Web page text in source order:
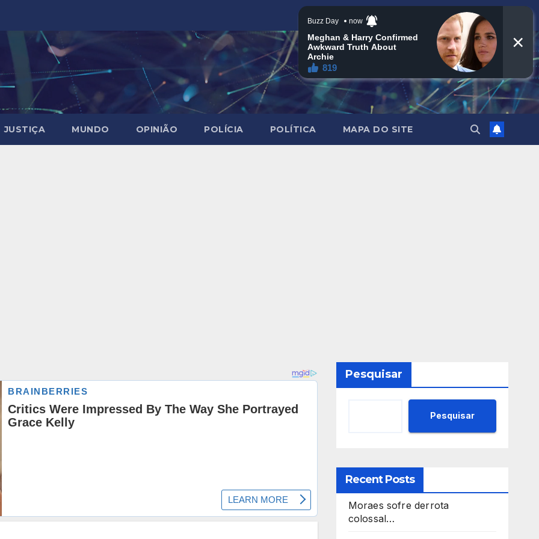
JUSTIÇA MUNDO OPINIÃO POLÍCIA POLÍTICA MAPA DO SITE
Pesquisar
Pesquisar
Recent Posts
Moraes sofre derrota
colossal…